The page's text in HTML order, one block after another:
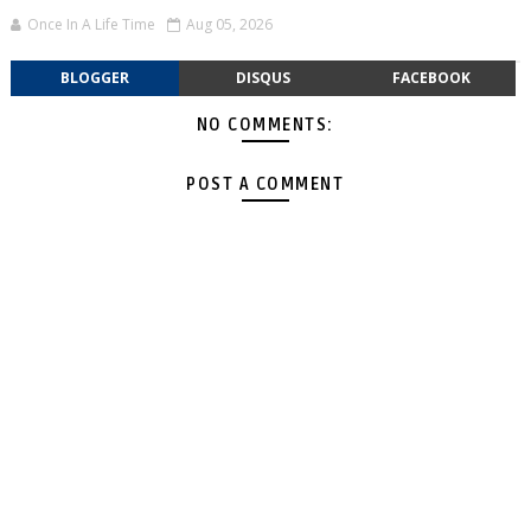
Once In A Life Time Aug 05, 2026
BLOGGER DISQUS FACEBOOK
NO COMMENTS:
POST A COMMENT